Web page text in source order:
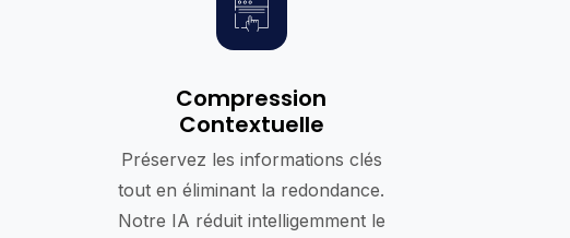
Compression
Contextuelle
Préservez les informations clés
tout en éliminant la redondance.
Notre IA réduit intelligemment le